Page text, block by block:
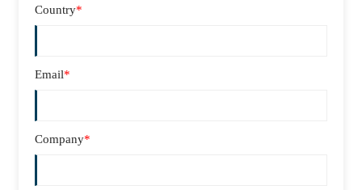
Country*
Email*
Company*